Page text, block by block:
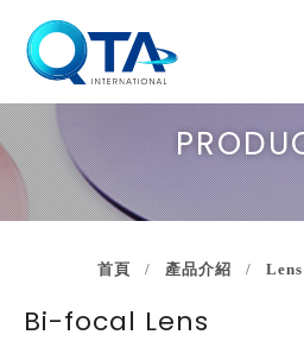
首頁 產品介紹 Lens
Bi-focal Lens